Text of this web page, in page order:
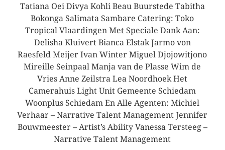
Tatiana Oei Divya Kohli Beau Buurstede Tabitha
Bokonga Salimata Sambare Catering: Toko
Tropical Vlaardingen Met Speciale Dank Aan:
Delisha Kluivert Bianca Elstak Jarmo von
Raesfeld Meijer Ivan Winter Miguel Djojowitjono
Mireille Seinpaal Manja van de Plasse Wim de
Vries Anne Zeilstra Lea Noordhoek Het
Camerahuis Light Unit Gemeente Schiedam
Woonplus Schiedam En Alle Agenten: Michiel
Verhaar – Narrative Talent Management Jennifer
Bouwmeester – Artist’s Ability Vanessa Tersteeg –
Narrative Talent Management